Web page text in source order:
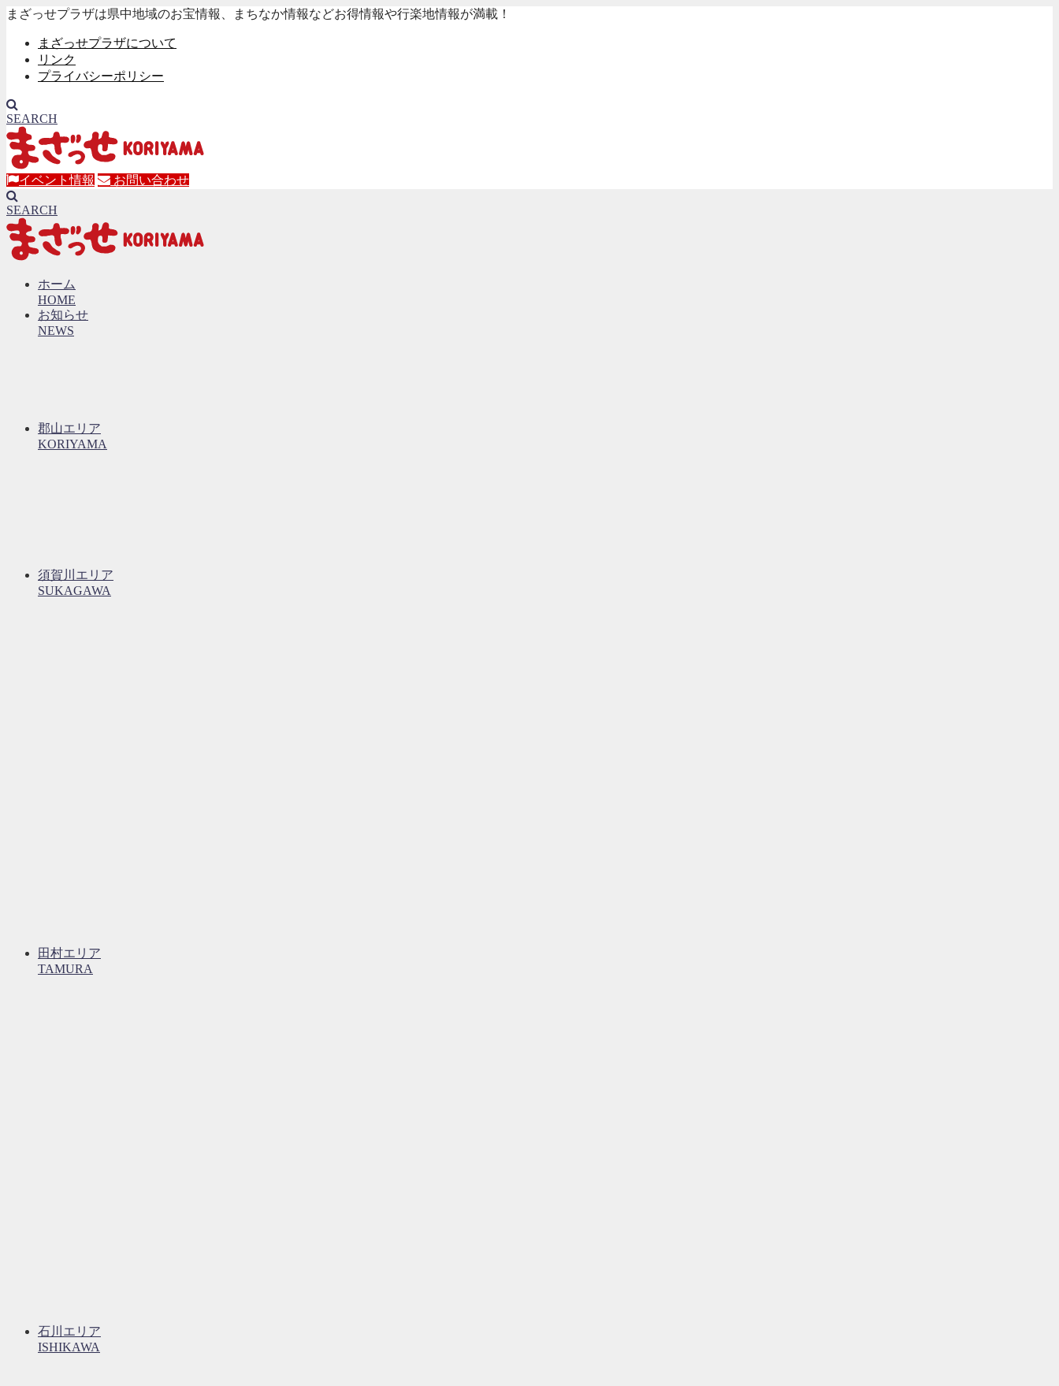
まざっせプラザは県中地域のお宝情報、まちなか情報などお得情報や行楽地情報が満載！
まざっせプラザについて
リンク
プライバシーポリシー
SEARCH
イベント情報 お問い合わせ
SEARCH
ホーム
HOME
お知らせ
NEWS
郡山エリア
KORIYAMA
須賀川エリア
SUKAGAWA
田村エリア
TAMURA
石川エリア
ISHIKAWA